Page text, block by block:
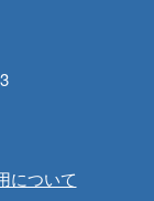
について